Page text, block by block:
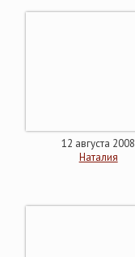
12 августа 2008
Наталия